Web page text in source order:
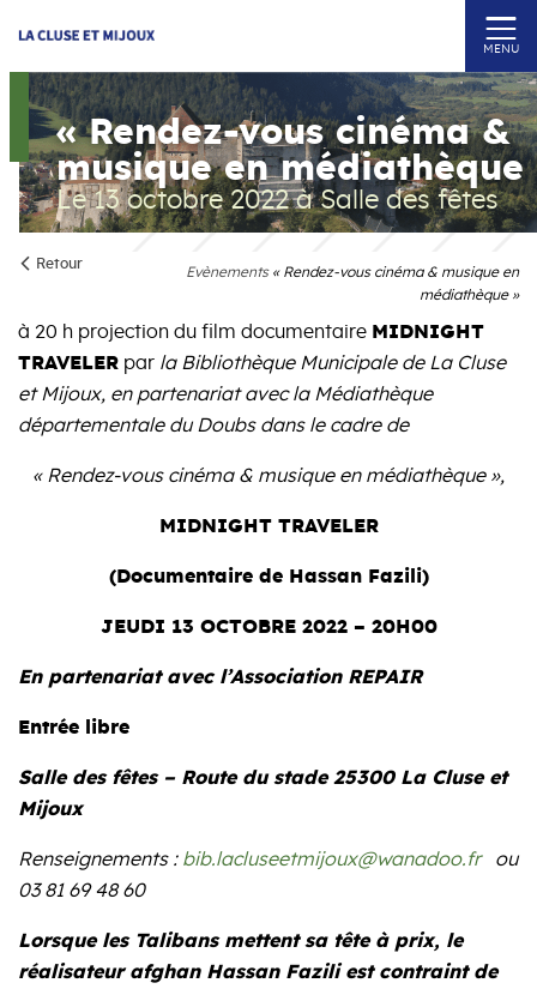
MENU
« Rendez-vous cinéma &
musique en médiathèque
Le 13 octobre 2022à Salle des fêtes
Retour
Evènements « Rendez-vous cinéma & musique en
médiathèque »
à 20 h projection du film documentaire MIDNIGHT
TRAVELER par la Bibliothèque Municipale de La Cluse
et Mijoux, en partenariat avec la Médiathèque
départementale du Doubs dans le cadre de
« Rendez-vous cinéma & musique en médiathèque »,
MIDNIGHT TRAVELER
(Documentaire de Hassan Fazili)
JEUDI 13 OCTOBRE 2022 – 20H00
En partenariat avec l’Association REPAIR
Entrée libre
Salle des fêtes – Route du stade 25300 La Cluse et
Mijoux
Renseignements : bib.lacluseetmijoux@wanadoo.frou
03 81 69 48 60
Lorsque les Talibans mettent sa tête à prix, le
réalisateur afghan Hassan Fazili est contraint de